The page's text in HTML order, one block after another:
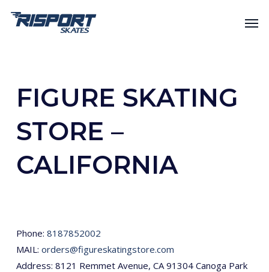
FIGURE SKATING
STORE –
CALIFORNIA
Phone: 8187852002
MAIL: orders@figureskatingstore.com
Address: 8121 Remmet Avenue, CA 91304 Canoga Park